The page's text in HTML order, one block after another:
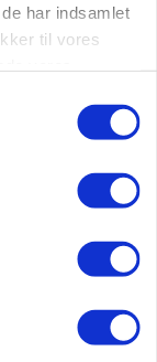
har indsamlet
til vores